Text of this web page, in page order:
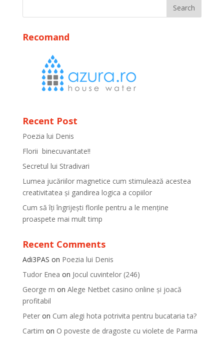
Recomand
Recent Post
Poezia lui Denis
Florii binecuvantate!!
Secretul lui Stradivari
Lumea jucăriilor magnetice cum stimulează acestea
creativitatea și gandirea logica a copiilor
Cum să îți îngrijești florile pentru a le menține
proaspete mai mult timp
Recent Comments
Adi3PAS on Poezia lui Denis
Tudor Enea on Jocul cuvintelor (246)
George m on Alege Netbet casino online și joacă
profitabil
Peteron Cum alegi hota potrivita pentru bucataria ta?
Cartim on O poveste de dragoste cu violete de Parma